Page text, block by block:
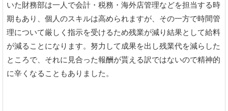
いた財務部は一人で会計・税務・海外店管理などを担当する時
期もあり、個人のスキルは高められますが、その一方で時間管
理について厳しく指示を受けるため残業が減り結果として給料
が減ることになります。努力して成果を出し残業代を減らした
ところで、それに見合った報酬が貰える訳ではないので精神的
に辛くなることもありました。